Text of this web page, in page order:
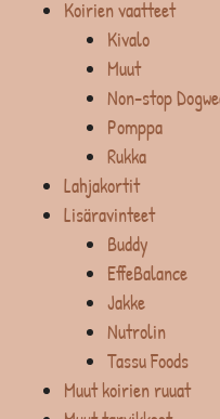
Koirien vaatteet
Kivalo
Muut
Non-stop
Pomppa
Rukka
Lahjakortit
Lisäravinteet
Buddy
EffeBalance
Jakke
Nutrolin
Tassu Foods
Muut koirien ruuat